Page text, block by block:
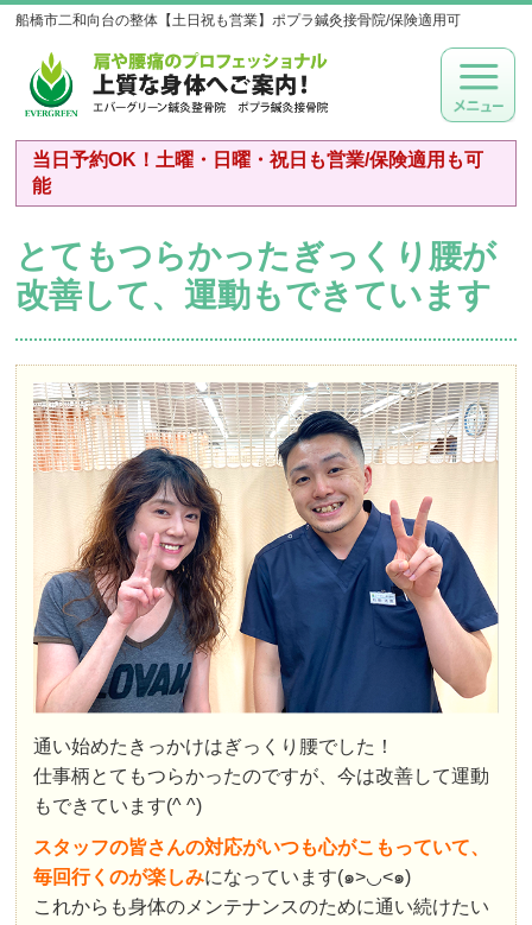
船橋市二和向台の整体【土日祝も営業】ポプラ鍼灸接骨院/保険適用可
当日予約OK！土曜・日曜・祝日も営業/保険適用も可
能
とてもつらかったぎっくり腰が
改善して、運動もできています
通い始めたきっかけはぎっくり腰でした！
仕事柄とてもつらかったのですが、今は改善して運動
もできています(^ ^)
スタッフの皆さんの対応がいつも心がこもっていて、
毎回行くのが楽しみになっています(๑>◡<๑)
これからも身体のメンテナンスのために通い続けたい